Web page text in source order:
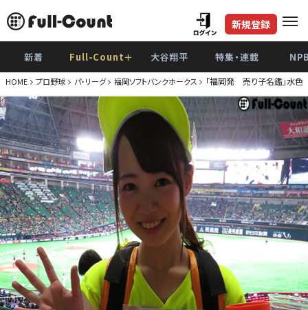
新規登録
新着 Full-Count＋ 大谷翔平 特集・連載
HOME プロ野球 パ・リーグ 福岡ソフトバンクホークス 「福岡発 売り子名鑑」水色